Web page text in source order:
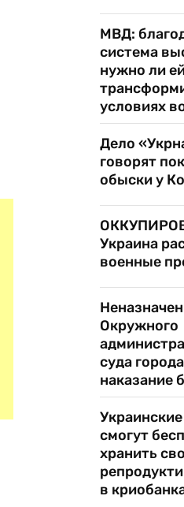
МВД:
система
нужно ли
условиях
Дело
говорят
обыски у
Украина
военные
Окружного
суда
наказание
смогут
хранить
в